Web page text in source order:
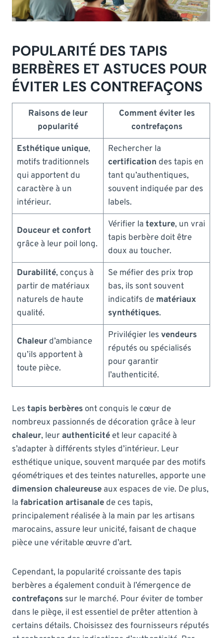
POPULARITÉ DES TAPIS
BERBÈRES ET ASTUCES POUR
ÉVITER LES CONTREFAÇONS
Raisons de leur
popularité
Comment éviter les
contrefaçons
Esthétique unique,
motifs traditionnels
qui apportent du
caractère à un
intérieur.
Rechercher la
certification des tapis en
tant qu’authentiques,
souvent indiquée par des
labels.
Douceur et confort
grâce à leur poil long.
Vérifier la texture, un vrai
tapis berbère doit être
doux au toucher.
Durabilité, conçus à
partir de matériaux
naturels de haute
qualité.
Se méfier des prix trop
bas, ils sont souvent
indicatifs de matériaux
synthétiques.
Chaleurd’ambiance
qu’ils apportent à
toute pièce.
Privilégier les vendeurs
réputés ou spécialisés
pour garantir
l’authenticité.
Les tapis berbères ont conquis le cœur de
nombreux passionnés de décoration grâce à leur
chaleur, leurauthenticité et leur capacité à
s’adapter à différents styles d’intérieur. Leur
esthétique unique, souvent marquée par des motifs
géométriques et des teintes naturelles, apporte une
dimension chaleureuse aux espaces de vie. De plus,
la fabrication artisanale de ces tapis,
principalement réalisée à la main par les artisans
marocains, assure leur unicité, faisant de chaque
pièce une véritable œuvre d’art.
Cependant, la popularité croissante des tapis
berbères a également conduit à l’émergence de
contrefaçons sur le marché. Pour éviter de tomber
dans le piège, il est essentiel de prêter attention à
certains détails. Choisissez des fournisseurs réputés